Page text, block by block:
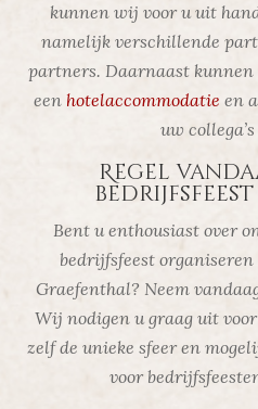
kunnen wij voor u uit
namelijk verschillende
partners. Daarnaast kunnen
een hotelaccommodatie en
uw
Regel
Bent u enthousiast over
bedrijfsfeest
Graefenthal? Neem
Wij nodigen u graag uit
zelf de unieke sfeer en
voor